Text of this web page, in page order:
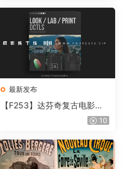
最新发布
【F253】达芬奇复古电影胶
片质感DCTL节点调色预设 M
T V4.0
10